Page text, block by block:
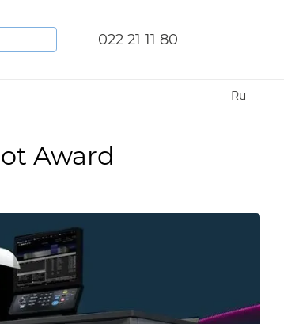
022 21 11 80
Ru
Award